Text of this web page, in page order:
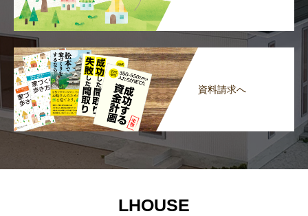
資料請求へ
LHOUSE